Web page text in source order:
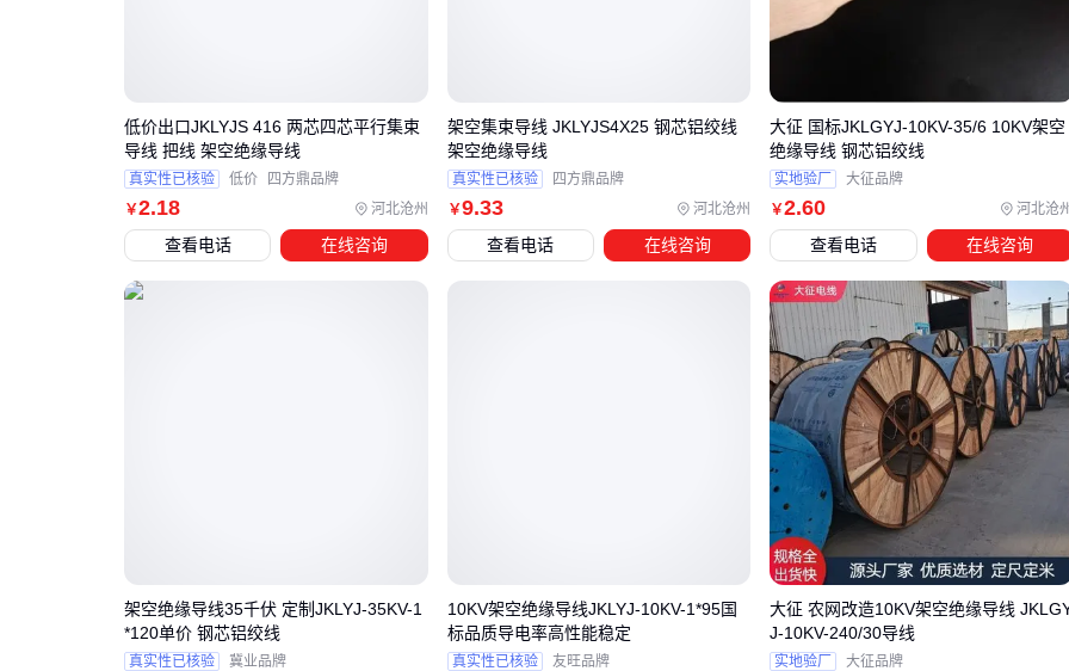
跨区域架空线路：应侧重抗风压和抗冰灾能力，分裂数越多
复杂地形架设：需平衡导线自重和机械强度，避免因分裂数
过多导致施工难度增加
当输电距离较短或负荷较小时，二分裂导线
比。这类方案在35KV以下线路中常见，其配套金具和施工成本
相对更低，但需要评估未来扩容的可能性。
传统钢芯铝绞线作为替代方案时，更适合预算有限且对电磁损
耗不敏感的场景。其机械强度优势明显，但在大容量输电时可
能需要增加相数来补偿载流能力。
选型决策时建议先确认三个关键维度：
系统规划的长期负载增长率
当地极端天气的发生频率
线路走廊的地形复杂程度 这些因素将直接影响是否需要六分
裂结构的高承载特性，或可接受更经济的替代方案。
确定导线类型后，还需要同步规划配套间隔棒、悬垂线夹等金
具的适配性，不同分裂数的配件通常不能混用。
￥2.18 河北沧州
低价出口JKLYJS 416 两芯四芯平行集束
导线 把线 架空绝缘导线
真实性已核验 低价 四方鼎品牌
查看电话 在线咨询
￥9.33 河北沧州
架空集束导线 JKLYJS4X25 钢芯铝绞线
架空绝缘导线
真实性已核验 四方鼎品牌
查看电话 在线咨询
￥2.60 河北沧
大征 国标JKLGYJ-10KV-35/6 10KV架空
绝缘导线 钢芯铝绞线
实地验厂 大征品牌
查看电话 在线咨询
架空绝缘导线35千伏 定制JKLYJ-35KV-1
*120单价 钢芯铝绞线
真实性已核验 冀业品牌
10KV架空绝缘导线JKLYJ-10KV-1*95国
标品质导电率高性能稳定
真实性已核验 友旺品牌
大征 农网改造10KV架空绝缘导线
J-10KV-240/30导线
实地验厂 大征品牌